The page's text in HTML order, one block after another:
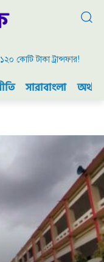
টাকা ট্রান্সফার!
যুদ্ধ প্রস্তুতি
সারাবাংলা